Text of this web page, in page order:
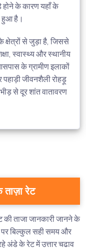
होने के कारण यहाँ के
हुआ है।
से जुड़ा है, जिससे
स्वास्थ्य और स्थानीय
के ग्रामीण इलाकों
जीवनशैली रोहड़ू
से दूर शांत वातावरण
रेट
ताजा जानकारी जानने के
पर बिल्कुल सही समय और
अंडे के रेट में उत्तार चढाव